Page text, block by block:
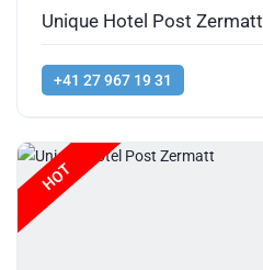
Unique Hotel Post Zermatt
+41 27 967 19 31
HOT